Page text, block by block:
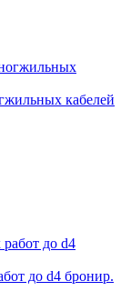
кабелей
до d4 бронир.